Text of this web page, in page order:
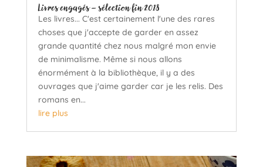
Livres engagés – sélection fin 2018
Les livres... C'est certainement l'une des rares
choses que j'accepte de garder en assez
grande quantité chez nous malgré mon envie
de minimalisme. Même si nous allons
énormément à la bibliothèque, il y a des
ouvrages que j'aime garder car je les relis. Des
romans en...
lire plus